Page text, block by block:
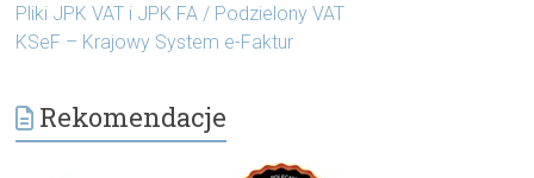
Pliki JPK VAT i JPK FA / Podzielony VAT
KSeF – Krajowy System e-Faktur
Rekomendacje